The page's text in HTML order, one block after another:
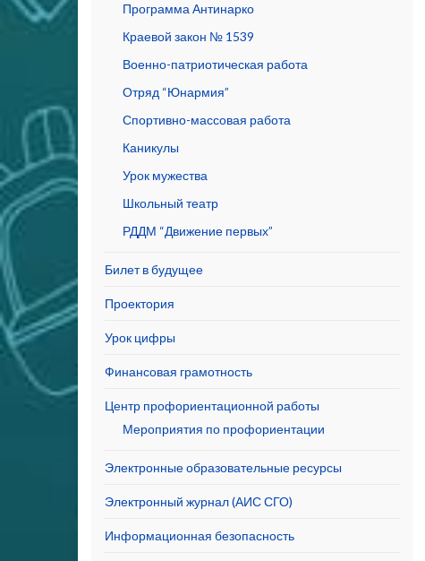
Программа Антинарко
Краевой закон № 1539
Военно-патриотическая работа
Отряд “Юнармия”
Спортивно-массовая работа
Каникулы
Урок мужества
Школьный театр
РДДМ “Движение первых”
Билет в будущее
Проектория
Урок цифры
Финансовая грамотность
Центр профориентационной работы
Мероприятия по профориентации
Электронные образовательные ресурсы
Электронный журнал (АИС СГО)
Информационная безопасность